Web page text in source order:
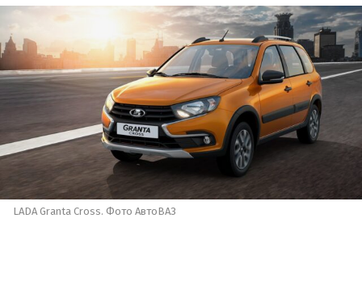
LADA Granta Cross. Фото АвтоВАЗ